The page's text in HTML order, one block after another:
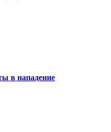
в нападение